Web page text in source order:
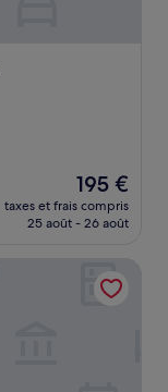
Le
nouveau
prix
de
195 €
195 €
taxes et frais compris
25 août - 26 août